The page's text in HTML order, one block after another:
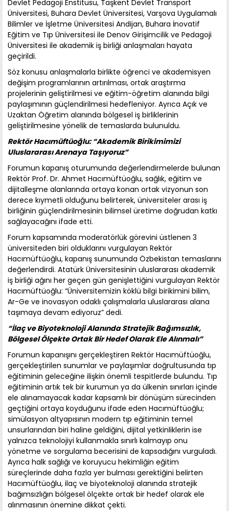
Devlet Pedagoji Enstitüsü, Taşkent Devlet Transport
Üniversitesi, Buhara Devlet Üniversitesi, Varşova Uygulamalı
Bilimler ve İşletme Üniversitesi Andijan, Buhara İnovatif
Eğitim ve Tıp Üniversitesi ile Denov Girişimcilik ve Pedagoji
Üniversitesi ile akademik iş birliği anlaşmaları hayata
geçirildi.
Söz konusu anlaşmalarla birlikte öğrenci ve akademisyen
değişim programlarının artırılması, ortak araştırma
projelerinin geliştirilmesi ve eğitim-öğretim alanında bilgi
paylaşımının güçlendirilmesi hedefleniyor. Ayrıca Açık ve
Uzaktan Öğretim alanında bölgesel iş birliklerinin
geliştirilmesine yönelik de temaslarda bulunuldu.
Rektör Hacımüftüoğlu: “Akademik Birikimimizi
Uluslararası Arenaya Taşıyoruz”
Forumun kapanış oturumunda değerlendirmelerde bulunan
Rektör Prof. Dr. Ahmet Hacımüftüoğlu, sağlık, eğitim ve
dijitalleşme alanlarında ortaya konan ortak vizyonun son
derece kıymetli olduğunu belirterek, üniversiteler arası iş
birliğinin güçlendirilmesinin bilimsel üretime doğrudan katkı
sağlayacağını ifade etti.
Forum kapsamında moderatörlük görevini üstlenen 3
üniversiteden biri olduklarını vurgulayan Rektör
Hacımüftüoğlu, kapanış sunumunda Özbekistan temaslarını
değerlendirdi. Atatürk Üniversitesinin uluslararası akademik
iş birliği ağını her geçen gün genişlettiğini vurgulayan Rektör
Hacımüftüoğlu: “Üniversitemizin köklü bilgi birikimini bilim,
Ar-Ge ve inovasyon odaklı çalışmalarla uluslararası alana
taşımaya devam ediyoruz” dedi.
“İlaç ve Biyoteknoloji Alanında Stratejik Bağımsızlık,
Bölgesel Ölçekte Ortak Bir Hedef Olarak Ele Alınmalı”
Forumun kapanışını gerçekleştiren Rektör Hacımüftüoğlu,
gerçekleştirilen sunumlar ve paylaşımlar doğrultusunda tıp
eğitiminin geleceğine ilişkin önemli tespitlerde bulundu. Tıp
eğitiminin artık tek bir kurumun ya da ülkenin sınırları içinde
ele alınamayacak kadar kapsamlı bir dönüşüm sürecinden
geçtiğini ortaya koyduğunu ifade eden Hacımüftüoğlu;
simülasyon altyapısının modern tıp eğitiminin temel
unsurlarından biri haline geldiğini, dijital yetkinliklerin ise
yalnızca teknolojiyi kullanmakla sınırlı kalmayıp onu
yönetme ve sorgulama becerisini de kapsadığını vurguladı.
Ayrıca halk sağlığı ve koruyucu hekimliğin eğitim
süreçlerinde daha fazla yer bulması gerektiğini belirten
Hacımüftüoğlu, ilaç ve biyoteknoloji alanında stratejik
bağımsızlığın bölgesel ölçekte ortak bir hedef olarak ele
alınmasının önemine dikkat çekti.